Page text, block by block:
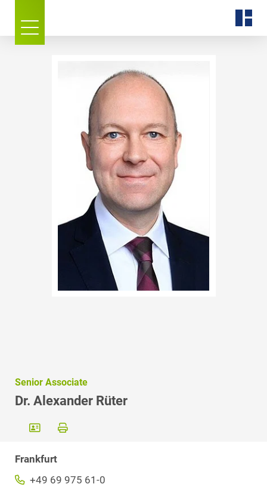
Senior Associate
Dr. Alexander Rüter
Frankfurt
+49 69 975 61-0